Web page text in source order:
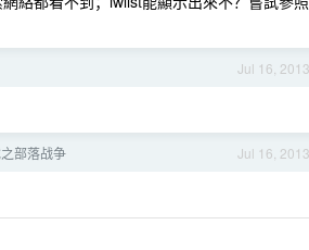
Jul 16, 2013
Jul 16, 2013
部落战争